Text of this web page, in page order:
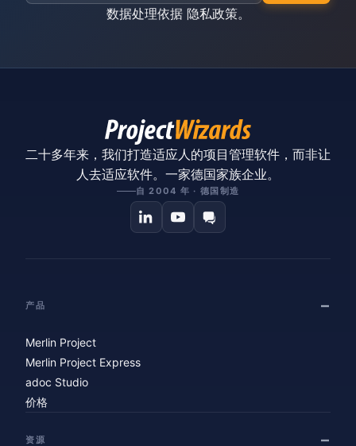
数据处理依据 隐私政策。
二十多年来，我们打造适应人的项目管理软件，而非让
人去适应软件。一家德国家族企业。
自 2004 年 · 德国制造
产品
Merlin Project
Merlin Project Express
adoc Studio
价格
资源